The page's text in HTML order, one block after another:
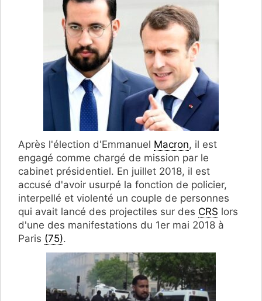
Après l'élection d'Emmanuel Macron, il est
engagé comme chargé de mission par le
cabinet présidentiel. En juillet 2018, il est
accusé d'avoir usurpé la fonction de policier,
interpellé et violenté un couple de personnes
qui avait lancé des projectiles sur des CRS lors
d'une des manifestations du 1er mai 2018 à
Paris (75).